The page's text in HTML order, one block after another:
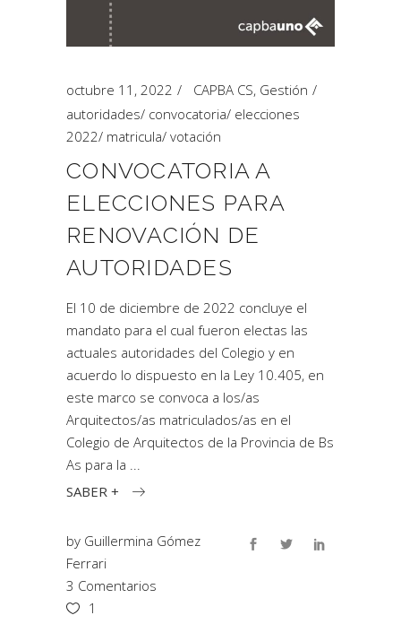
octubre 11, 2022 CAPBA CS, Gestión
autoridades/ convocatoria/ elecciones
2022/ matricula/ votación
CONVOCATORIA A
ELECCIONES PARA
RENOVACIÓN DE
AUTORIDADES
El 10 de diciembre de 2022 concluye el
mandato para el cual fueron electas las
actuales autoridades del Colegio y en
acuerdo lo dispuesto en la Ley 10.405, en
este marco se convoca a los/as
Arquitectos/as matriculados/as en el
Colegio de Arquitectos de la Provincia de Bs
As para la
SABER +
by Guillermina Gómez
Ferrari
3 Comentarios
1